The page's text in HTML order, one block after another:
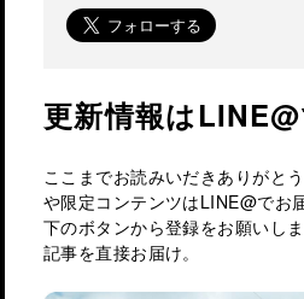
更新情報はLINE@
ここまでお読みいだきありがと
や限定コンテンツはLINE@でお
下のボタンから登録をお願いし
記事を直接お届け。